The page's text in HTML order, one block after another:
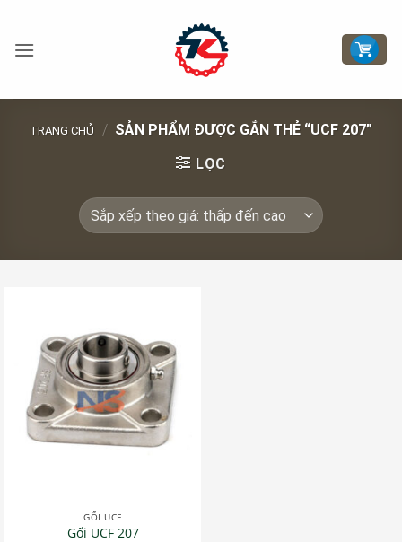
nội
TRANG CHỦ / SẢN PHẨM ĐƯỢC GẮN THẺ “UCF 207”
LỌC
GỐI UCF
Gối UCF 207